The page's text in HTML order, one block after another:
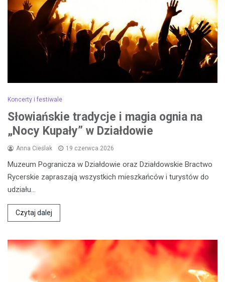
Koncerty i festiwale
Słowiańskie tradycje i magia ognia na
„Nocy Kupały” w Działdowie
Anna Cieślak 19 czerwca 2026
Muzeum Pogranicza w Działdowie oraz Działdowskie Bractwo
Rycerskie zapraszają wszystkich mieszkańców i turystów do
udziału…
Czytaj dalej